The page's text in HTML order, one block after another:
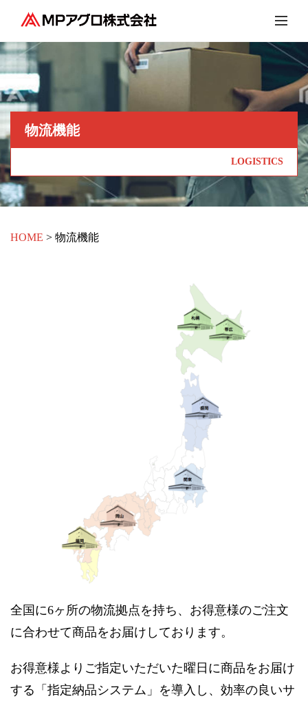
物流機能
LOGISTICS
HOME 物流機能
全国に6ヶ所の物流拠点を持ち、お得意様のご注文
に合わせて商品をお届けしております。
お得意様よりご指定いただいた曜日に商品をお届け
する「指定納品システム」を導入し、効率の良いサ